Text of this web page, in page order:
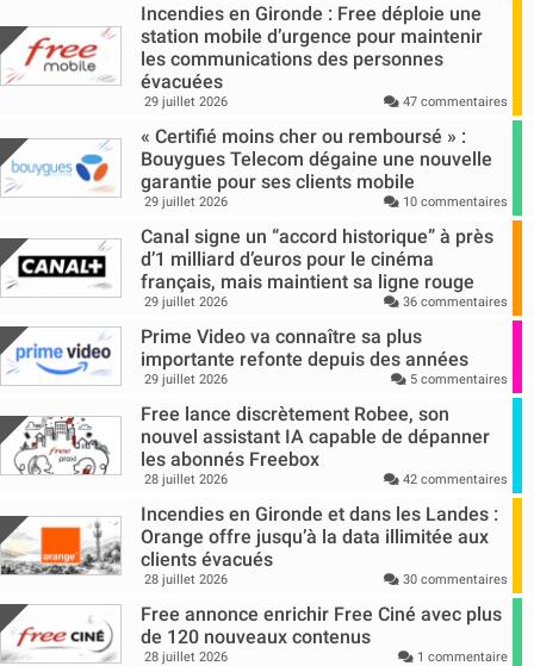
Incendies en Gironde : Free déploie une
station mobile d’urgence pour maintenir
les communications des personnes
évacuées
29 juillet 2026 47 commentaires
« Certifié moins cher ou remboursé » :
Bouygues Telecom dégaine une nouvelle
garantie pour ses clients mobile
29 juillet 2026 10 commentaires
Canal signe un “accord historique” à près
d’1 milliard d’euros pour le cinéma
français, mais maintient sa ligne rouge
29 juillet 2026 36 commentaires
Prime Video va connaître sa plus
importante refonte depuis des années
29 juillet 2026 5 commentaires
Free lance discrètement Robee, son
nouvel assistant IA capable de dépanner
les abonnés Freebox
28 juillet 2026 42 commentaires
Incendies en Gironde et dans les Landes :
Orange offre jusqu’à la data illimitée aux
clients évacués
28 juillet 2026 30 commentaires
Free annonce enrichir Free Ciné avec plus
de 120 nouveaux contenus
28 juillet 2026 1 commentaire